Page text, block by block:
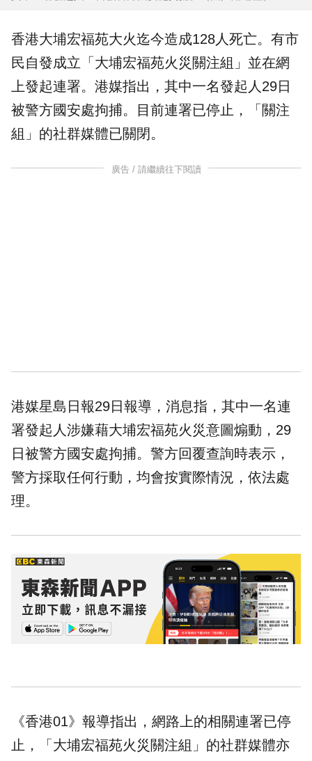
香港大埔宏福苑大火迄今造成128人死亡。有市
民自發成立「大埔宏福苑火災關注組」並在網
上發起連署。港媒指出，其中一名發起人29日
被警方國安處拘捕。目前連署已停止，「關注
組」的社群媒體已關閉。
廣告 / 請繼續往下閱讀
港媒星島日報29日報導，消息指，其中一名連
署發起人涉嫌藉大埔宏福苑火災意圖煽動，29
日被警方國安處拘捕。警方回覆查詢時表示，
警方採取任何行動，均會按實際情況，依法處
理。
《香港01》報導指出，網路上的相關連署已停
止，「大埔宏福苑火災關注組」的社群媒體亦